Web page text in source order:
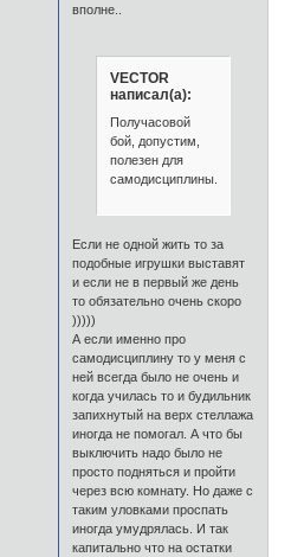
вполне..
VECTOR
написал(а):
Получасовой
бой, допустим,
полезен для
самодисциплины.
Если не одной жить то за
подобные игрушки выставят
и если не в первый же день
то обязательно очень скоро
)))))
А если именно про
самодисциплину то у меня с
ней всегда было не очень и
когда училась то и будильник
запихнутый на верх стеллажа
иногда не помогал. А что бы
выключить надо было не
просто подняться и пройти
через всю комнату. Но даже с
таким уловками проспать
иногда умудрялась. И так
капитально что на остатки